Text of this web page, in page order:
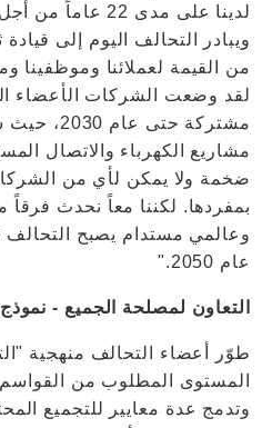
لدينا على مدى 22
ويبادر التحالف اليوم إلى
من القيمة لعملائنا وموظفينا
لقد وضعت الشركات الأعضاء
مشتركة
مشاريع الكهرباء والاتصال
ضخمة ولا يمكن لأي من الشركات
بمفردها. لكننا معاً نحدث
وعالمي مستدام يصبح التحالف
عام 2050."
التعاون لمصلحة الجميع - نموذج
طوّر أعضاء التحالف منهجية
المستوى المطلوب من
وتدمج عدة معايير للتجميع